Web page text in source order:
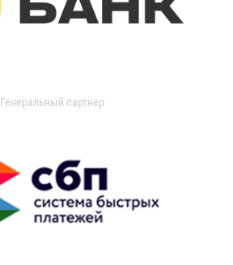
Генеральный партнер